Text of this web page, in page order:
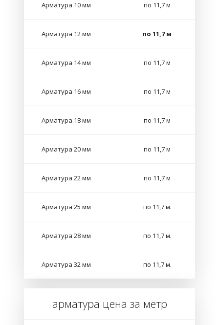
Арматура 10 мм по 11,7 м
Арматура 12 мм по 11,7 м
Арматура 14 мм по 11,7 м
Арматура 16 мм по 11,7 м
Арматура 18 мм по 11,7 м
Арматура 20 мм по 11,7 м
Арматура 22 мм по 11,7 м
Арматура 25 мм по 11,7 м.
Арматура 28 мм по 11,7 м.
Арматура 32 мм по 11,7 м.
арматура цена за метр